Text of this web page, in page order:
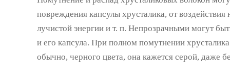
повреждения капсулы хрусталика, от воздействия
лучистой энергии и т. п. Непрозрачными могут
и его капсула. При полном помутнении хрусталика
обычно, черного цвета, она кажется серой, даже